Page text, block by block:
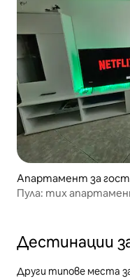
Апартамент за
Пула: тих
Дестинации
Други типове места